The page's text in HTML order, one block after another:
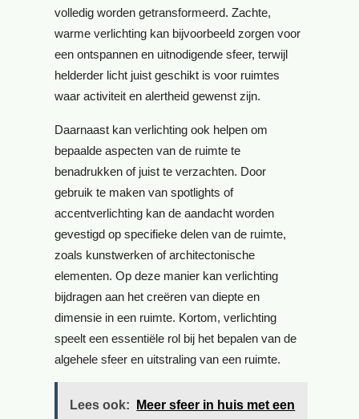
volledig worden getransformeerd. Zachte,
warme verlichting kan bijvoorbeeld zorgen voor
een ontspannen en uitnodigende sfeer, terwijl
helderder licht juist geschikt is voor ruimtes
waar activiteit en alertheid gewenst zijn.
Daarnaast kan verlichting ook helpen om
bepaalde aspecten van de ruimte te
benadrukken of juist te verzachten. Door
gebruik te maken van spotlights of
accentverlichting kan de aandacht worden
gevestigd op specifieke delen van de ruimte,
zoals kunstwerken of architectonische
elementen. Op deze manier kan verlichting
bijdragen aan het creëren van diepte en
dimensie in een ruimte. Kortom, verlichting
speelt een essentiële rol bij het bepalen van de
algehele sfeer en uitstraling van een ruimte.
Lees ook:
Meer sfeer in huis met een